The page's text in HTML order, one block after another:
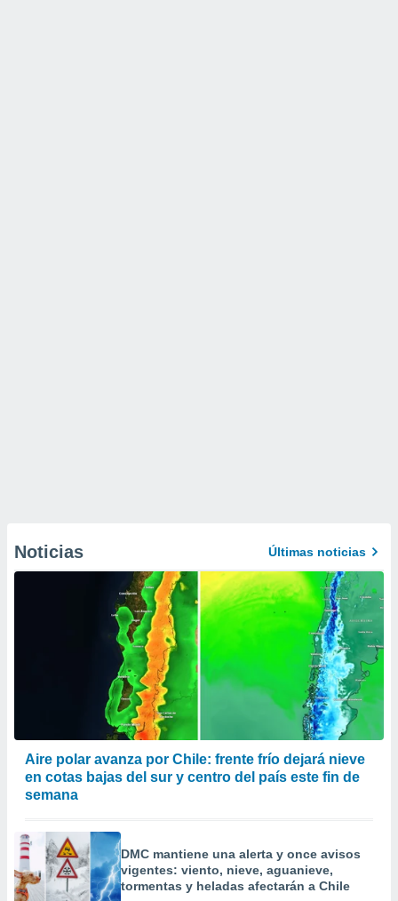
Noticias Últimas noticias
Aire polar avanza por Chile: frente frío dejará nieve
en cotas bajas del sur y centro del país este fin de
semana
DMC mantiene una alerta y once avisos
vigentes: viento, nieve, aguanieve,
tormentas y heladas afectarán a Chile